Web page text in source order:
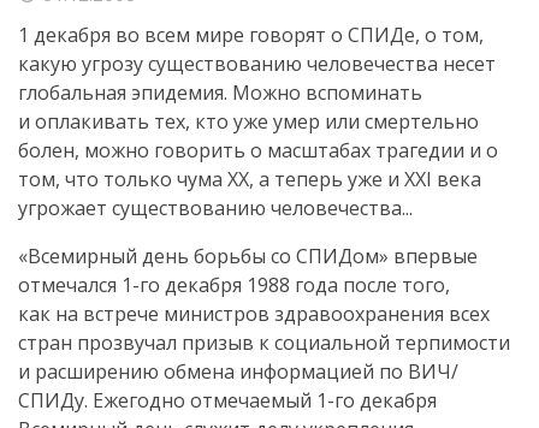
1 декабря во всем мире говорят о СПИДе, о том,
какую угрозу существованию человечества несет
глобальная эпидемия. Можно вспоминать
и оплакивать тех, кто уже умер или смертельно
болен, можно говорить о масштабах трагедии и о
том, что только чума ХХ, а теперь уже и ХХI века
угрожает существованию человечества...
«Всемирный день борьбы со СПИДом» впервые
отмечался 1-го декабря 1988 года после того,
как на встрече министров здравоохранения всех
стран прозвучал призыв к социальной терпимости
и расширению обмена информацией по ВИЧ/
СПИДу. Ежегодно отмечаемый 1-го декабря